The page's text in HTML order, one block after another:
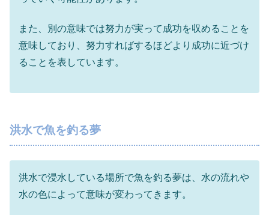
また、別の意味では努力が実って成功を収めることを
意味しており、努力すればするほどより成功に近づけ
ることを表しています。
洪水で魚を釣る夢
洪水で浸水している場所で魚を釣る夢は、水の流れや
水の色によって意味が変わってきます。